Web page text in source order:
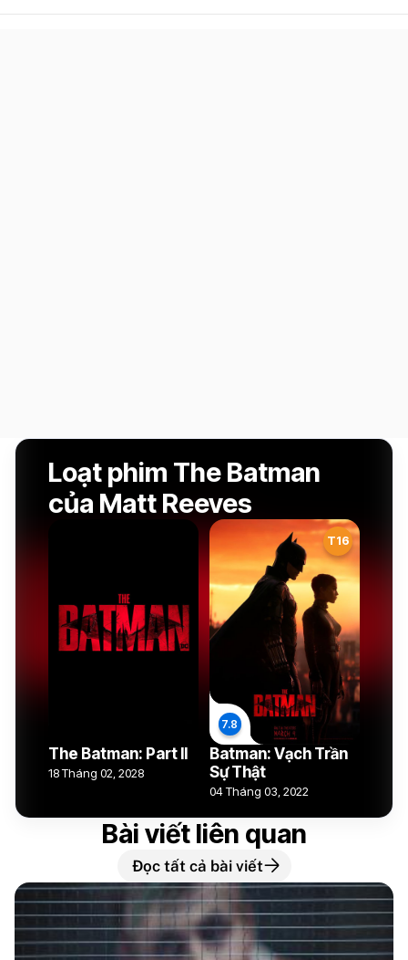
Loạt phim The Batman
của Matt Reeves
The Batman: Part II
18 Tháng 02, 2028
T16
Batman: Vạch Trần
Sự Thật
04 Tháng 03, 2022
Bài viết liên quan
Đọc tất cả bài viết